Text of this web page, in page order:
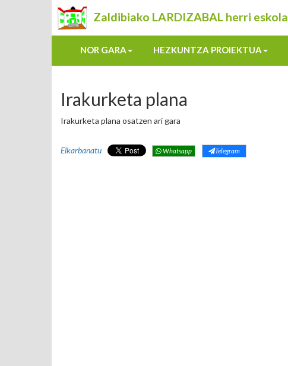
Zaldibiako LARDIZABAL herri eskola
NOR GARA HEZKUNTZA PROIEKTUA
Irakurketa plana
Irakurketa plana osatzen ari gara
Elkarbanatu Whatsapp Telegram